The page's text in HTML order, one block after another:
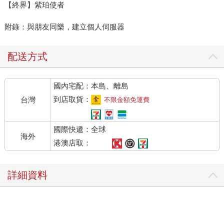
【終界】紫珀使者
附錄：與朋友同樂，建立個人伺服器
配送方式
台灣
國內宅配：本島、離島
到店取貨：
不限金額免運費
海外
國際快遞：全球
港澳店取：
詳細資料